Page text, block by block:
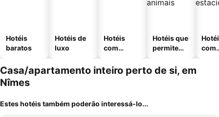
Hotéis
baratos
Hotéis de
luxo
Hotéis
com
Hotéis que
permitem
com
Casa/apartamento inteiro perto de si, em
Nîmes
Estes hotéis também poderão interessá-lo...